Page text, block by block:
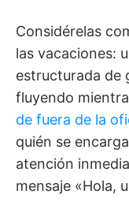
Considérelas
las vacaciones:
estructurada de
fluyendo
de fuera de la
quién se
atención
mensaje «Hola,